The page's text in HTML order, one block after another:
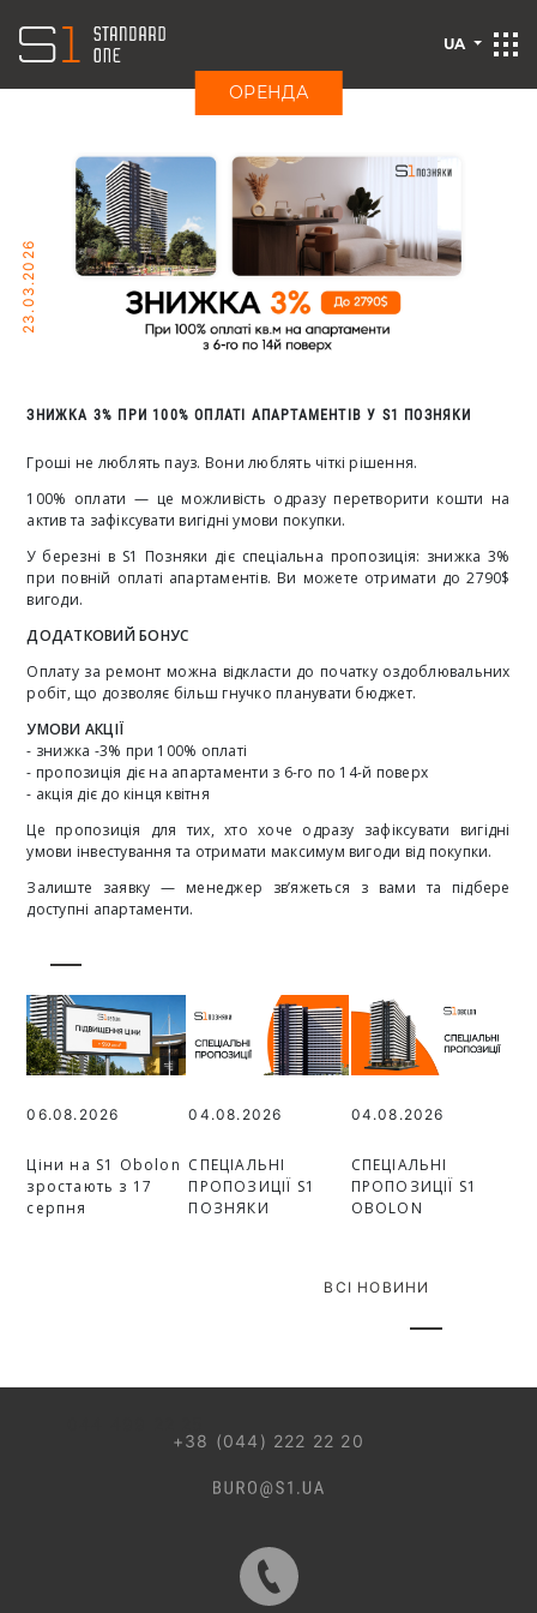
ОРЕНДА
UA
23.03.2026
ЗНИЖКА 3% ПРИ 100% ОПЛАТІ АПАРТАМЕНТІВ У S1 ПОЗНЯКИ
Гроші не люблять пауз. Вони люблять чіткі рішення.
100% оплати — це можливість одразу перетворити кошти на
актив та зафіксувати вигідні умови покупки.
У березні в S1 Позняки діє спеціальна пропозиція: знижка 3%
при повній оплаті апартаментів. Ви можете отримати до 2790$
вигоди.
ДОДАТКОВИЙ БОНУС
Оплату за ремонт можна відкласти до початку оздоблювальних
робіт, що дозволяє більш гнучко планувати бюджет.
УМОВИ АКЦІЇ
- знижка -3% при 100% оплаті
- пропозиція діє на апартаменти з 6-го по 14-й поверх
- акція діє до кінця квітня
Це пропозиція для тих, хто хоче одразу зафіксувати вигідні
умови інвестування та отримати максимум вигоди від покупки.
Залиште заявку — менеджер зв’яжеться з вами та підбере
доступні апартаменти.
06.08.2026
Ціни на S1 Obolon
зростають з 17
серпня
04.08.2026
СПЕЦІАЛЬНІ
ПРОПОЗИЦІЇ S1
ПОЗНЯКИ
04.08.2026
СПЕЦІАЛЬНІ
ПРОПОЗИЦІЇ S1
OBOLON
ВСІ НОВИНИ
+38 (044) 222 22 20